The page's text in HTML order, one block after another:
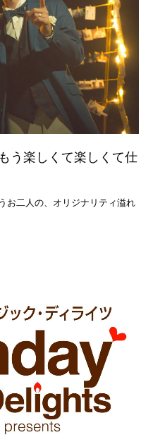
う楽しくて楽しくて仕
お二人の、オリジナリティ溢れ